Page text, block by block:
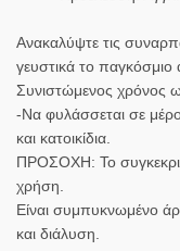
Ανακαλύψτε τις
γευστικά το παγκόσμιο
Συνιστώμενος χρόνος
-Να φυλάσσεται σε
και κατοικίδια.
ΠΡΟΣΟΧΗ: Το
χρήση.
Είναι συμπυκνωμένο
και διάλυση.